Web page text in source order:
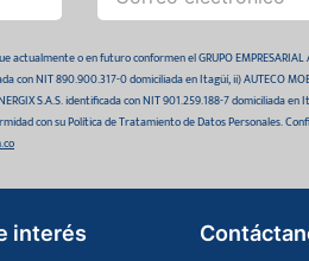
actualmente o en futuro conformen el GRUPO EMPRESARIAL
con NIT 890.900.317-0 domiciliada en Itagüí, ii) AUTECO
S.A.S. identificada con NIT 901.259.188-7 domiciliada
con su Política de Tratamiento de Datos Personales.
interés